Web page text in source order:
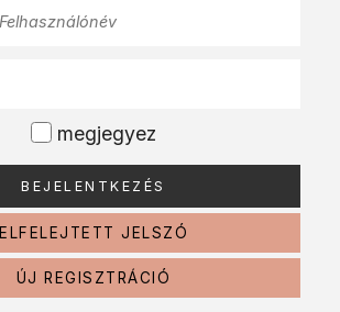
megjegyez
ELFELEJTETT JELSZÓ
ÚJ REGISZTRÁCIÓ